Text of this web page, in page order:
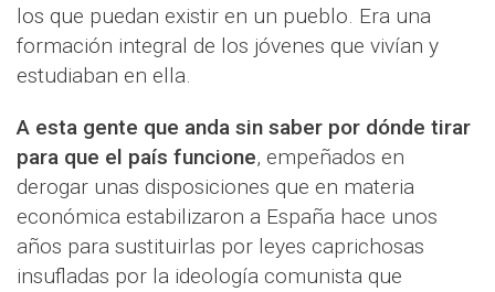
los que puedan existir en un pueblo. Era una
formación integral de los jóvenes que vivían y
estudiaban en ella.
A esta gente que anda sin saber por dónde tirar
para que el país funcione, empeñados en
derogar unas disposiciones que en materia
económica estabilizaron a España hace unos
años para sustituirlas por leyes caprichosas
insufladas por la ideología comunista que